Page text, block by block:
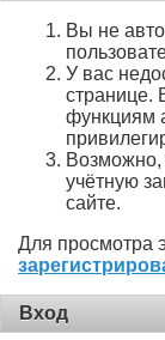
Вы не
У вас
странице.
функциям
Возможно,
учётную
сайте.
Для просмотра
Вход